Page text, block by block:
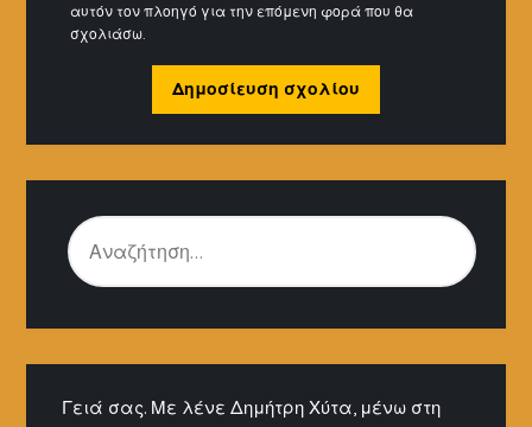
αυτόν τον πλοηγό για την επόμενη φορά που θα
σχολιάσω.
ΑΝΑΖΉΤΗΣΗ
ΓΙΑ:
Γειά σας. Με λένε Δημήτρη Χύτα, μένω στη